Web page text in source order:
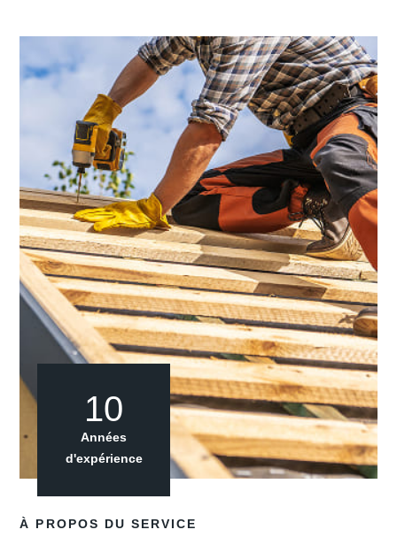
À PROPOS DU SERVICE
10
Années
d'expérience